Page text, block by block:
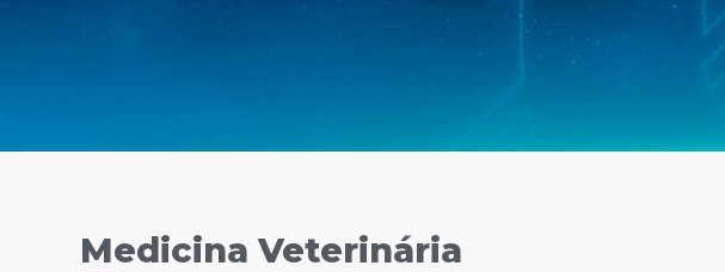
Medicina Veterinária